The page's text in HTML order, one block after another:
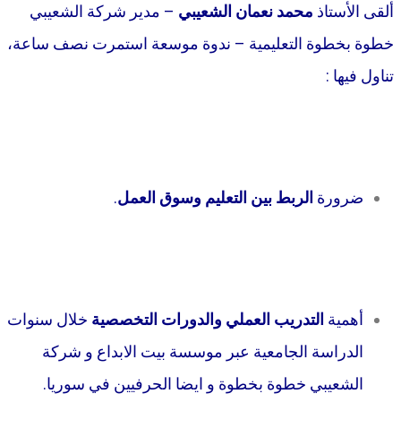
ألقى الأستاذ محمد نعمان الشعيبي – مدير شركة الشعيبي
خطوة بخطوة التعليمية – ندوة موسعة استمرت نصف ساعة،
تناول فيها :
ضرورة الربط بين التعليم وسوق العمل.
أهمية التدريب العملي والدورات التخصصية خلال سنوات
الدراسة الجامعية عبر موسسة بيت الابداع و شركة
الشعيبي خطوة بخطوة و ايضا الحرفيين في سوريا.